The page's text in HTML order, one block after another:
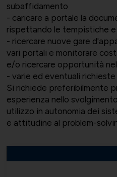
subaffidamento
- caricare a portale la
rispettando le tempistiche e
- ricercare nuove gare
vari portali e monitorare
e/o ricercare opportunità
- varie ed eventuali richieste
Si richiede preferibilmente
esperienza nello
utilizzo in autonomia dei
e attitudine al problem-
ConfapiD
Gruppo Giovani
ANIEM
UNIONCHIMICA
Appalti e territorio
Formazione finanziata
umane